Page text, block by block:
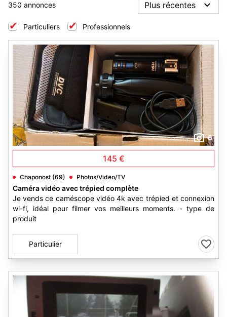
350 annonces
Particuliers Professionnels
6
145 €
Chaponost (69) Photos/Video/TV
Caméra vidéo avec trépied complète
Je vends ce caméscope vidéo 4k avec trépied et connexion
wi-fi, idéal pour filmer vos meilleurs moments. - type de
produit
Particulier